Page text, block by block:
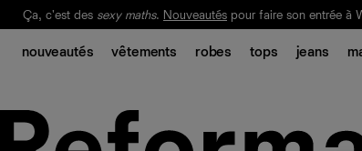
Notre Bilan Responsable 2025 est ici. Lisez-le
Ça, c'est des sexy maths. Nouveautés pour faire son entrée à
nouveautés vêtements robes tops jeans